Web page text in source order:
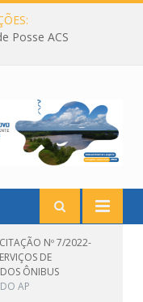
Posse ACS
Nº 7/2022-
DE
ÔNIBUS
AP